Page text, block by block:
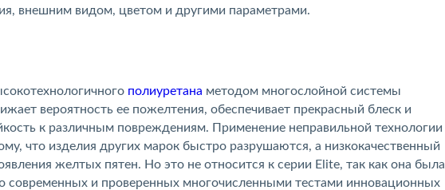
внешним видом, цветом и другими параметрами.
полиуретана методом многослойной системы
вероятность ее пожелтения, обеспечивает прекрасный блеск и
к различным повреждениям. Применение неправильной технологии
что изделия других марок быстро разрушаются, а низкокачественный
желтых пятен. Но это не относится к серии Elite, так как она была
современных и проверенных многочисленными тестами инновационных